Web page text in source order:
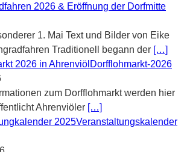
2026 & Eröffnung der Dorfmitte
1. Mai Text und Bilder von Eike
Traditionell begann der […]
Dorfflohmarkt-2026
zum Dorfflohmarkt werden hier
Ahrenviöler […]
Veranstaltungskalender